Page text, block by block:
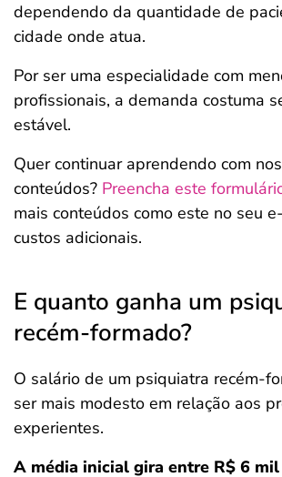
dependendo da quantidade de
cidade onde atua.
Por ser uma especialidade com
profissionais, a demanda costuma
estável.
Quer continuar aprendendo com
conteúdos? Preencha este
mais conteúdos como este no seu
custos adicionais.
E quanto ganha um
recém-formado?
O salário de um psiquiatra recém-
ser mais modesto em relação aos
experientes.
A média inicial gira entre R$ 6